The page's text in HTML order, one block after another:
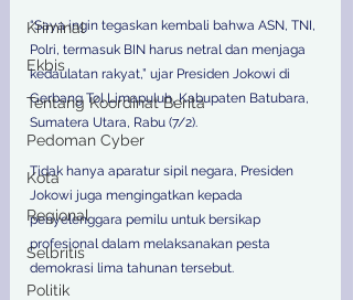
Kriminal
Ekbis
Tentang Koordinat Berita
Pedoman Cyber
Kota
Regional
Selbritis
Politik
“Saya ingin tegaskan kembali bahwa ASN, TNI,
Polri, termasuk BIN harus netral dan menjaga
kedaulatan rakyat,” ujar Presiden Jokowi di
Gerbang Tol Limapuluh, Kabupaten Batubara,
Sumatera Utara, Rabu (7/2).
Tidak hanya aparatur sipil negara, Presiden
Jokowi juga mengingatkan kepada
penyelenggara pemilu untuk bersikap
profesional dalam melaksanakan pesta
demokrasi lima tahunan tersebut.